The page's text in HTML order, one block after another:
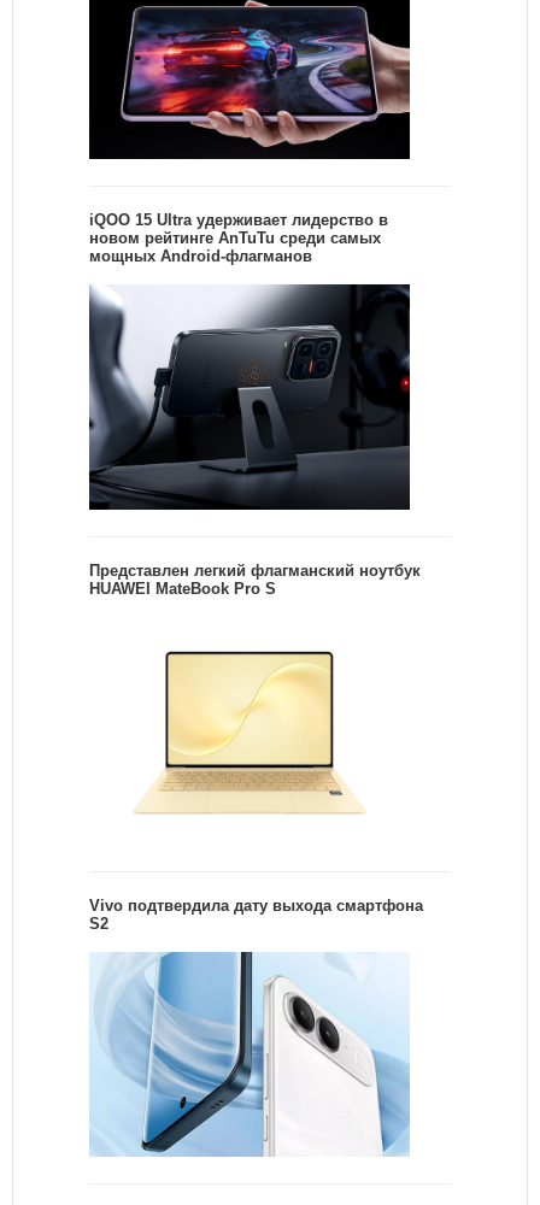
iQOO 15 Ultra удерживает лидерство в
новом рейтинге AnTuTu среди самых
мощных Android-флагманов
Представлен легкий флагманский ноутбук
HUAWEI MateBook Pro S
Vivo подтвердила дату выхода смартфона
S2